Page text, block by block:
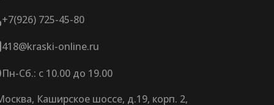
+7(926) 725-45-80
418@kraski-online.ru
Пн-Сб.: с 10.00 до 19.00
Каширское шоссе, д.19, корп. 2,